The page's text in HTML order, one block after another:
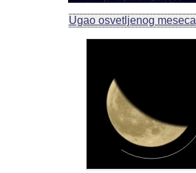
Ugao osvetljenog meseca